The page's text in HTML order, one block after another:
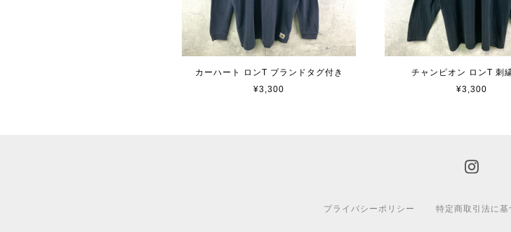
カーハート ロンT ブランドタグ付き
¥3,300
チャンピオン ロンT 刺
¥3,300
プライバシーポリシー 特定商取引法に基